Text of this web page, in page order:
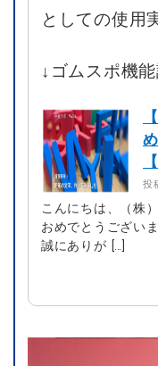
としての使用
↓ゴムスポ機
投
こんにちは、（株
おめでとうござい
誠にありが […]